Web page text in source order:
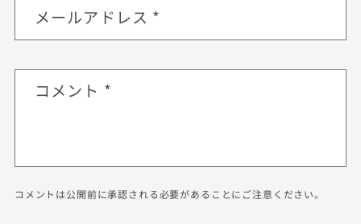
メールアドレス *
コメント *
コメントは公開前に承認される必要があることにご注意ください。